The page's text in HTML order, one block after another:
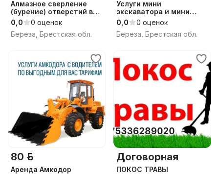
Алмазное сверление
(бурение) отверстий в
бетоне. М
0,0
0 оценок
Береза, Брестская обл.
Услуги мини
экскаватора и мини
погрузчика
0,0
0 оценок
Береза, Брестская обл.
80 р.
Аренда Амкодор
Договорная
ПОКОС ТРАВЫ